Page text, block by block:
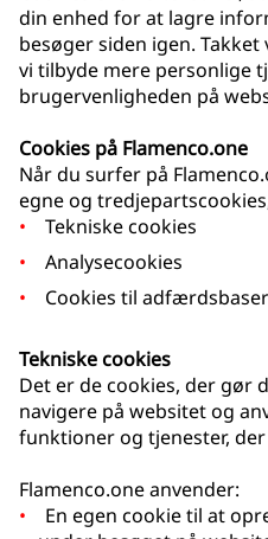
din enhed for at lagre
besøger siden igen.
vi tilbyde mere personlige
brugervenligheden på
Cookies på Flamenco.one
Når du surfer på
egne og
Tekniske cookies
Analysecookies
Cookies til
Tekniske cookies
Det er de cookies, der gør
navigere på websitet og
funktioner og tjenester,
Flamenco.one anvender:
En egen cookie til at